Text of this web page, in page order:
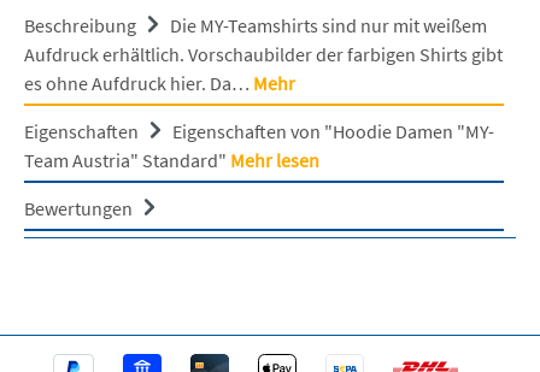
Beschreibung
Die MY-Teamshirts sind nur mit weißem
Aufdruck erhältlich. Vorschaubilder der farbigen Shirts gibt
es ohne Aufdruck hier. Da… Mehr
Eigenschaften
Eigenschaften von "Hoodie Damen "MY-
Team Austria" Standard" Mehr lesen
Bewertungen